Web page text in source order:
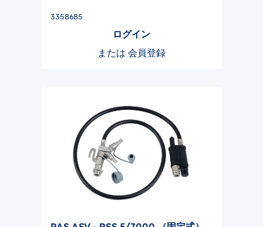
3358685
ログイン
または 会員登録